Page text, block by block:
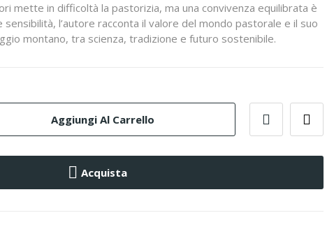
mette in difficoltà la pastorizia, ma una convivenza equilibrata è
sensibilità, l’autore racconta il valore del mondo pastorale e il suo
montano, tra scienza, tradizione e futuro sostenibile.
Aggiungi Al Carrello
Acquista